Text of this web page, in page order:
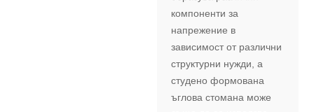
компоненти за
напрежение в
зависимост от различни
структурни нужди, а
студено формована
ъглова стомана може